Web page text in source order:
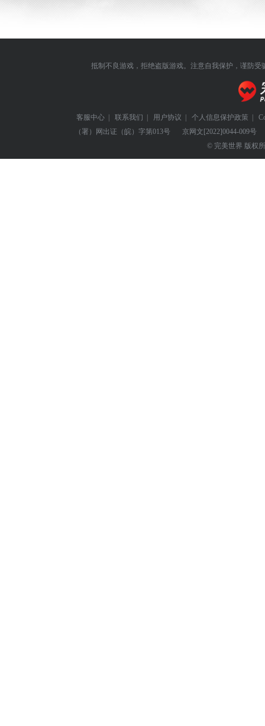
抵制不良游戏，拒绝盗版游戏。注意自我保护，谨防受
客服中心 | 联系我们 | 用户协议 | 个人信息保护政策 |
（署）网出证（皖）字第013号
京网文[2022]0044-009号
© 完美世界 版权所